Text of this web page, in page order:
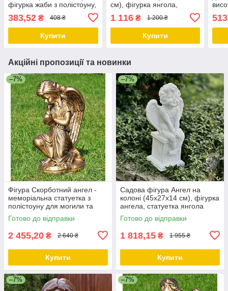
фігурка жаби з полістоуну,
садові статуетки, садово-
паркові фігури
383,52 ₴ 408 ₴
Купити
см), фігурка янгола,
1 116₴ 1 200 ₴
Купити
513
Акційні пропозиції та новинки
–7%
Фігура Скорботний ангел -
меморіальна статуетка з
полістоуну для могили та
пам'ятника, бронзовий колір,
50×25×30 см
Готово до відправки
2 455,20 ₴ 2 640 ₴
Купити
–7%
Садова фігура Ангел на
колоні (45х27х14 см), фігурка
ангела, статуетка янгола
Готово до відправки
1 818,15 ₴ 1 955 ₴
Купити
–7% –7%